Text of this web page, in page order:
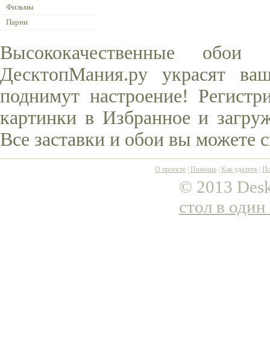
Фильмы
Парни
Высококачественные
ДесктопМания.ру украсят
поднимут настроение!
картинки в Избранное и
Все заставки и обои вы можете
О проекте Помощь Как удалить
© 2013
стол в